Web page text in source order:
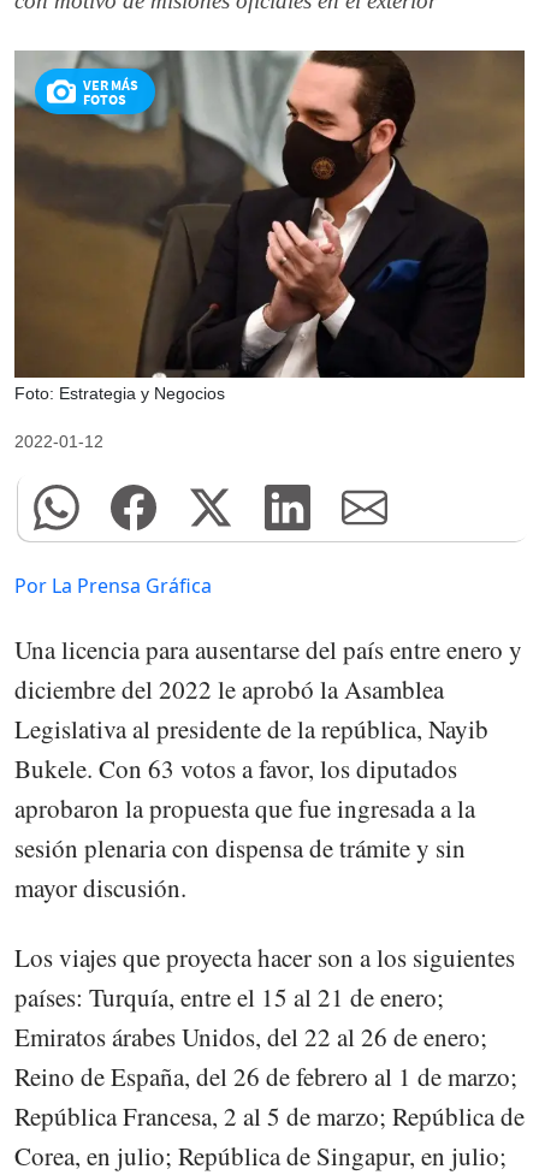
VER MÁS
FOTOS
Foto: Estrategia y Negocios
2022-01-12
Por La Prensa Gráfica
Una licencia para ausentarse del país entre enero y
diciembre del 2022 le aprobó la Asamblea
Legislativa al presidente de la república, Nayib
Bukele. Con 63 votos a favor, los diputados
aprobaron la propuesta que fue ingresada a la
sesión plenaria con dispensa de trámite y sin
mayor discusión.
Los viajes que proyecta hacer son a los siguientes
países: Turquía, entre el 15 al 21 de enero;
Emiratos árabes Unidos, del 22 al 26 de enero;
Reino de España, del 26 de febrero al 1 de marzo;
República Francesa, 2 al 5 de marzo; República de
Corea, en julio; República de Singapur, en julio;